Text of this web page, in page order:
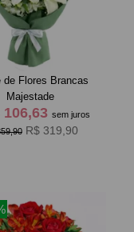
de Flores Brancas
Majestade
106,63sem juros
R$ 319,90